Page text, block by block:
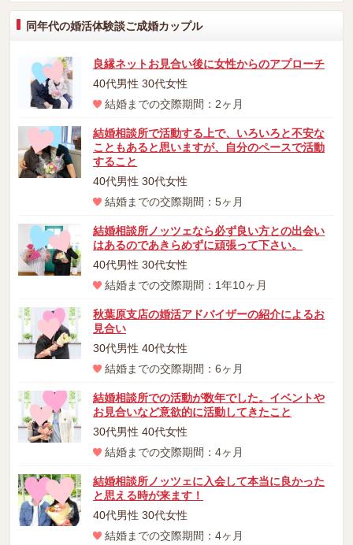
同年代の婚活体験談ご成婚カップル
良縁ネットお見合い後に女性からのアプローチ
40代男性 30代女性
結婚までの交際期間：2ヶ月
結婚相談所で活動する上で、いろいろと不安な
こともあると思いますが、自分のペースで活動
すること
40代男性 30代女性
結婚までの交際期間：5ヶ月
結婚相談所ノッツェなら必ず良い方との出会い
はあるのであきらめずに頑張って下さい。
40代男性 30代女性
結婚までの交際期間：1年10ヶ月
秋葉原支店の婚活アドバイザーの紹介によるお
見合い
30代男性 40代女性
結婚までの交際期間：6ヶ月
結婚相談所での活動が数年でした。イベントや
お見合いなど意欲的に活動してきたこと
30代男性 40代女性
結婚までの交際期間：4ヶ月
結婚相談所ノッツェに入会して本当に良かった
と思える時が来ます！
40代男性 30代女性
結婚までの交際期間：4ヶ月